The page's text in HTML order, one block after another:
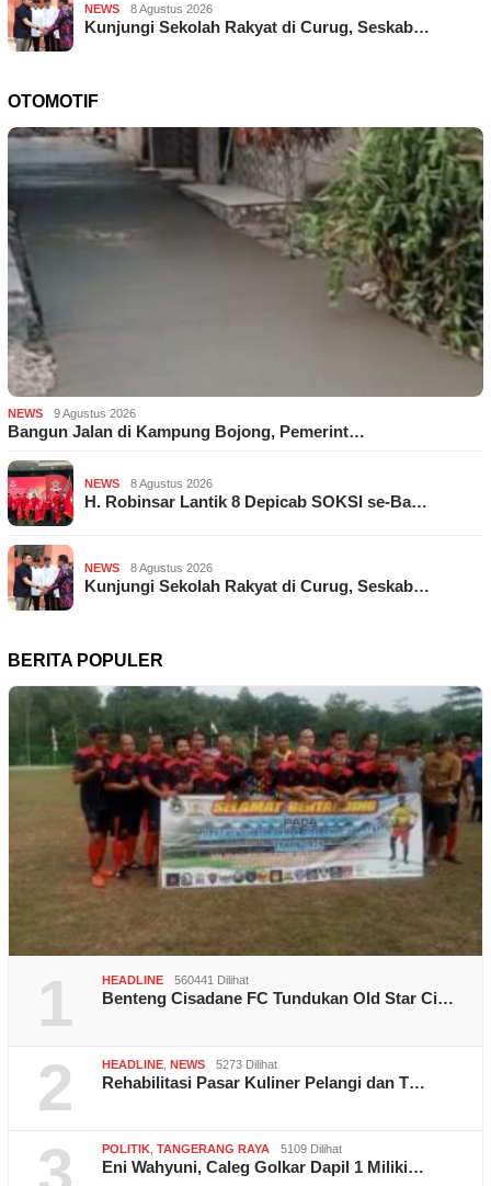
NEWS 8 Agustus 2026
Kunjungi Sekolah Rakyat di Curug, Seskab…
OTOMOTIF
NEWS 9 Agustus 2026
Bangun Jalan di Kampung Bojong, Pemerint…
NEWS 8 Agustus 2026
H. Robinsar Lantik 8 Depicab SOKSI se-Ba…
NEWS 8 Agustus 2026
Kunjungi Sekolah Rakyat di Curug, Seskab…
BERITA POPULER
1 HEADLINE 560441 Dilihat
Benteng Cisadane FC Tundukan Old Star Ci…
2 HEADLINE NEWS 5273 Dilihat
Rehabilitasi Pasar Kuliner Pelangi dan T…
POLITIK TANGERANG RAYA 5109 Dilihat
Eni Wahyuni, Caleg Golkar Dapil 1 Miliki…